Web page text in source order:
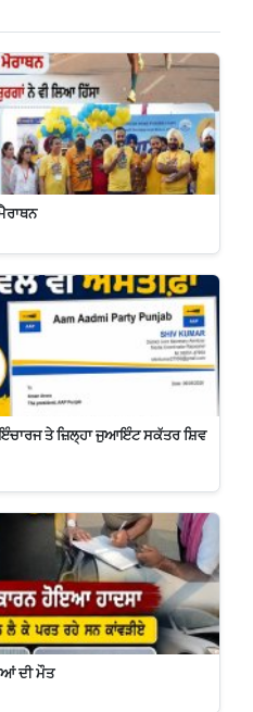
ਇੰਚਾਰਜ ਤੇ ਜ਼ਿਲ੍ਹਾ ਜੁਆਇੰਟ ਸਕੱਤਰ ਸ਼ਿਵ
ਦੀ ਮੌਤ